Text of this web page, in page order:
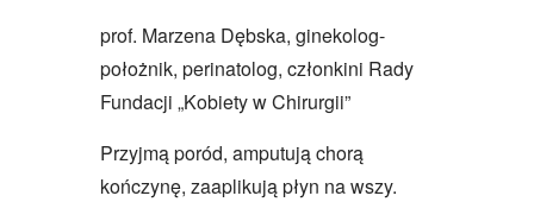
prof. Marzena Dębska, ginekolog-
położnik, perinatolog, członkini Rady
Fundacji „Kobiety w Chirurgii”
Przyjmą poród, amputują chorą
kończynę, zaaplikują płyn na wszy.